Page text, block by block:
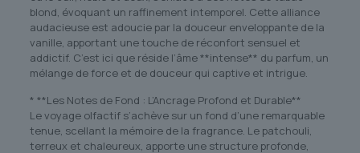
blond, évoquant un raffinement intemporel. Cette alliance
audacieuse est adoucie par la douceur enveloppante de la
vanille, apportant une touche de réconfort sensuel et
addictif. C’est ici que réside l’âme **intense** du parfum, un
mélange de force et de douceur qui captive et intrigue.
* **Les Notes de Fond : L’Ancrage Profond et Durable**
Le voyage olfactif s’achève sur un fond d’une remarquable
tenue, scellant la mémoire de la fragrance. Le patchouli,
terreux et chaleureux, apporte une structure profonde,